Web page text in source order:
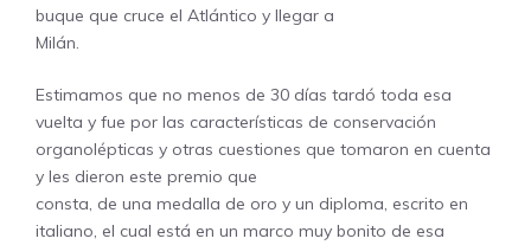
buque que cruce el Atlántico y llegar a
Milán.
Estimamos que no menos de 30 días tardó toda esa
vuelta y fue por las características de conservación
organolépticas y otras cuestiones que tomaron en cuenta
y les dieron este premio que
consta, de una medalla de oro y un diploma, escrito en
italiano, el cual está en un marco muy bonito de esa